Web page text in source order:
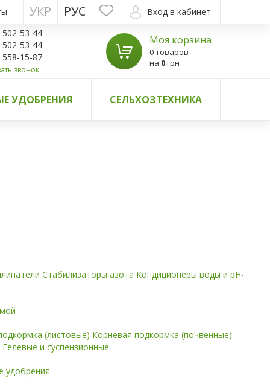
Вход в кабинет
РУС
УКР
502-53-44
502-53-44
558-15-87
звонок
Моя корзина
0 товаров
на 0грн
УДОБРЕНИЯ СЕЛЬХОЗТЕХНИКА
Стабилизаторы азота Кондиционеры воды и pH-
(листовые) Корневая подкормка (почвенные)
Гелевые и суспензионные
удобрения